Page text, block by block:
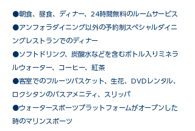
●朝食、昼食、ディナー、24時間無料のルームサービス
​●アンフォラダイニング以外の予約制スペシャルダイニ
ングレストランでのディナー
●ソフトドリンク、炭酸水などを含むボトル入りミネラ
ルウォーター、コーヒー、紅茶
●客室でのフルーツバスケット、生花、DVDレンタル、
ロクシタンのバスアメニティ、スリッパ
●ウォータースポーツプラットフォームがオープンした
時のマリンスポーツ